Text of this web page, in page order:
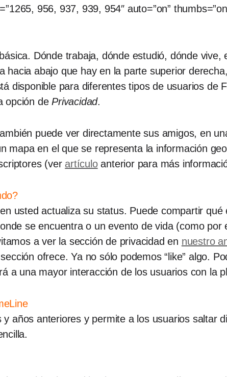
956, 937, 939, 954″ auto=”on”
Dónde trabaja, dónde estudió, dónde
hacia abajo que hay en la parte superior
disponible para diferentes tipos de usuarios de
opción dePrivacidad.
puede ver directamente sus amigos, en
mapa en el que se representa la información
(ver artículoanterior para más
usted actualiza su status. Puede compartir
se encuentra o un evento de vida (como
a ver la sección de privacidad en nuestro
ofrece. Ya no sólo podemos “like” algo.
a una mayor interacción de los usuarios con la
y años anteriores y permite a los usuarios saltar